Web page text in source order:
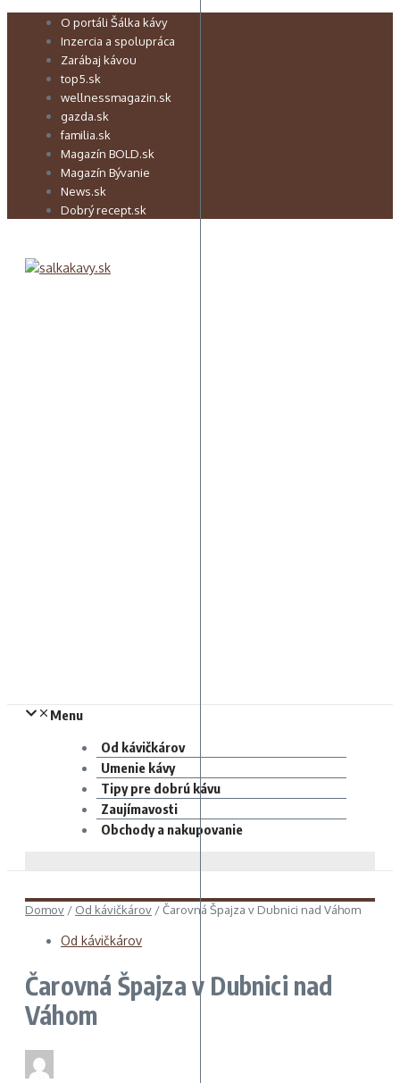
Preskočiť O portáli Šálka kávy
Inzercia a spolupráca
Zarábaj kávou
top5.sk
wellnessmagazin.sk
gazda.sk
familia.sk
Magazín BOLD.sk
Magazín Bývanie
News.sk
Dobrý recept.sk
Menu
Od kávičkárov
Umenie kávy
Tipy pre dobrú kávu
Zaujímavosti
Obchody a nakupovanie
Domov / Od kávičkárov /Čarovná Špajza v Dubnici nad Váhom
Od kávičkárov
Čarovná Špajza v Dubnici nad
Váhom